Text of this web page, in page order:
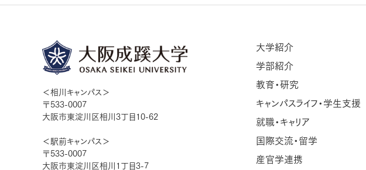
＜相川キャンパス＞
〒533-0007
大阪市東淀川区相川3丁目10-62
＜駅前キャンパス＞
〒533-0007
大阪市東淀川区相川1丁目3-7
大学紹介
学部紹介
教育・研究
キャンパスライフ・学生支援
就職・キャリア
国際交流・留学
産官学連携